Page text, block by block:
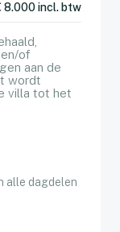
8.000 incl. btw
of
aan de
wordt
villa tot het
alle dagdelen